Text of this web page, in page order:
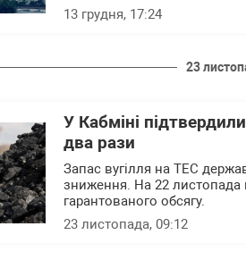
13 грудня, 17:24
23
У Кабміні
два рази
Запас вугілля на ТЕС
зниження. На 22 листопада
гарантованого обсягу.
23 листопада, 09:12